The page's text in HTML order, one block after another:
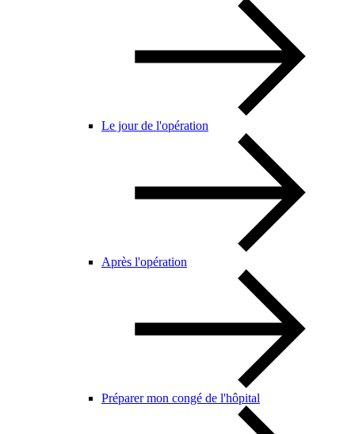
Le jour de l'opération
Après l'opération
Préparer mon congé de l'hôpital